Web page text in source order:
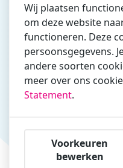
Vul hier bij voorkeur het e-
zakelijk/administratief
Is de contactpersoon
Ja
Nee
Cursisten
Voeg cursisten toe
Wij plaatsen
om deze website
functioneren. Deze
persoonsgegevens.
andere soorten
meer over ons
Statement.
Voorkeuren
bewerken